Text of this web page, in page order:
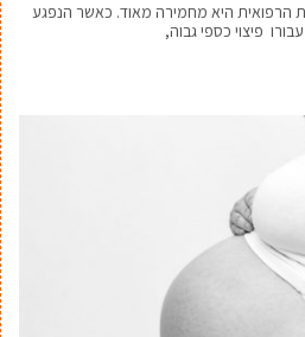
הרפואית היא מחמירה מאוד. כאשר הנפגע
פיצוי כספי גבוה,